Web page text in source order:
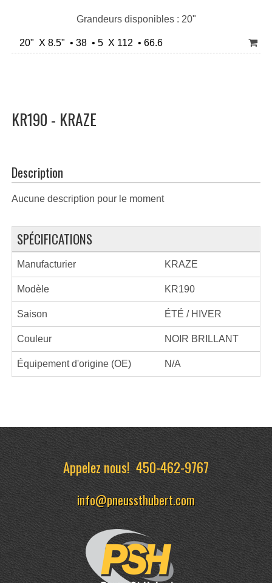
Grandeurs disponibles : 20"
20" X 8.5" • 38 • 5 X 112 • 66.6
KR190 - KRAZE
Description
Aucune description pour le moment
SPÉCIFICATIONS
Manufacturier KRAZE
Modèle KR190
Saison ÉTÉ / HIVER
Couleur NOIR BRILLANT
Équipement d'origine (OE) N/A
Appelez nous!450-462-9767
info@pneussthubert.com